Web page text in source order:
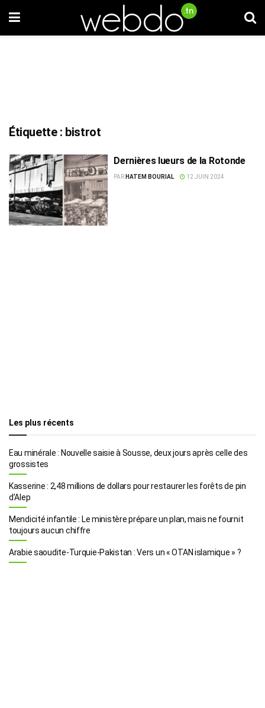
Étiquette : bistrot
Dernières lueurs de la Rotonde
PAR HATEM BOURIAL 12 JUIN 2024
Les plus récents
Eau minérale : Nouvelle saisie à Sousse, deux jours après celle des
grossistes
Kasserine : 2,48 millions de dollars pour restaurer les forêts de pin
d’Alep
Mendicité infantile : Le ministère prépare un plan, mais ne fournit
toujours aucun chiffre
Arabie saoudite-Turquie-Pakistan : Vers un « OTAN islamique » ?